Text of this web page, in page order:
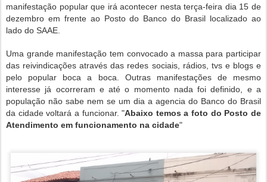
manifestação popular que irá acontecer nesta terça-feira dia 15 de
dezembro em frente ao Posto do Banco do Brasil localizado ao
lado do SAAE.
Uma grande manifestação tem convocado a massa para participar
das reivindicações através das redes sociais, rádios, tvs e blogs e
pelo popular boca a boca. Outras manifestações de mesmo
interesse já ocorreram e até o momento nada foi definido, e a
população não sabe nem se um dia a agencia do Banco do Brasil
da cidade voltará a funcionar. "Abaixo temos a foto do Posto de
Atendimento em funcionamento na cidade"